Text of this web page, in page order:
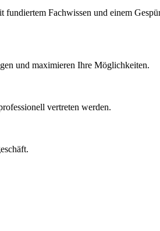
fundiertem Fachwissen und einem
und maximieren Ihre Möglichkeiten.
vertreten werden.